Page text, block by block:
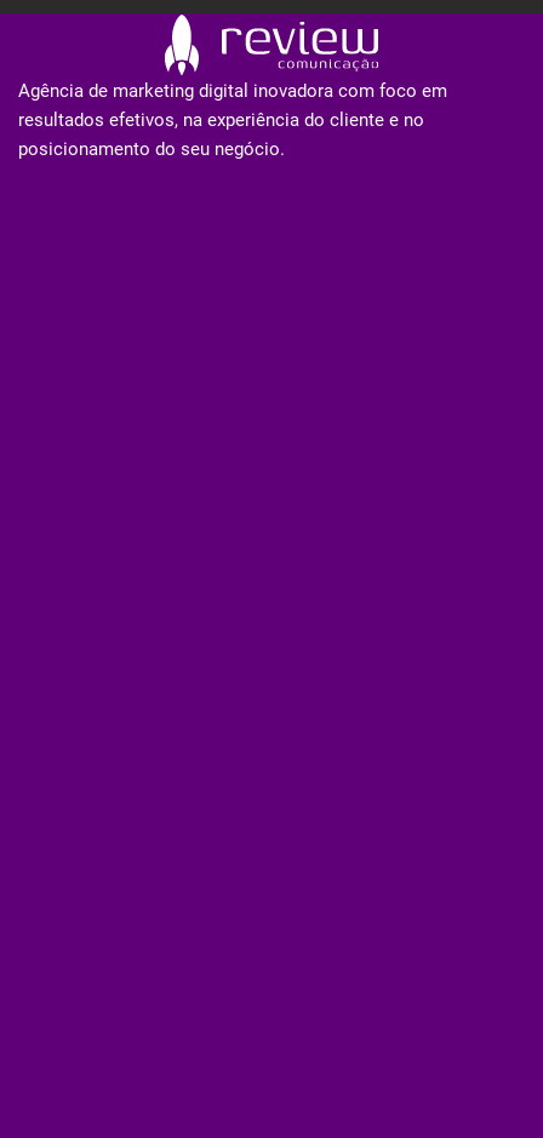
Agência de marketing digital inovadora com foco em
resultados efetivos, na experiência do cliente e no
posicionamento do seu negócio.